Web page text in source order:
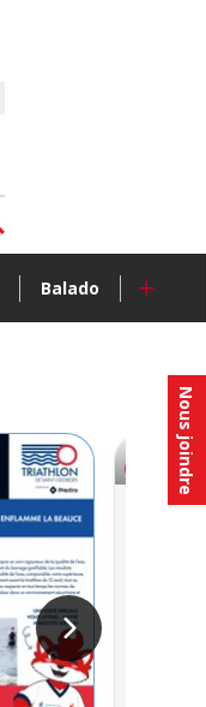
Nous joindre
Balado +